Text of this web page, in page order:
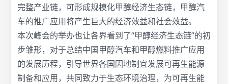
完整产业链，可形成规模化甲醇经济生态链，甲醇汽
车的推广应用将产生巨大的经济效益和社会效益。
本次峰会的举办也让各界看到了“甲醇经济生态链”的初
步雏形，对于总结中国甲醇汽车和甲醇燃料推广应用
的发展历程，引导世界各国因地制宜发展可再生能源
制备和应用，共同致力于生态环境治理，为可再生能